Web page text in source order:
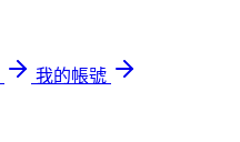
我的帳號